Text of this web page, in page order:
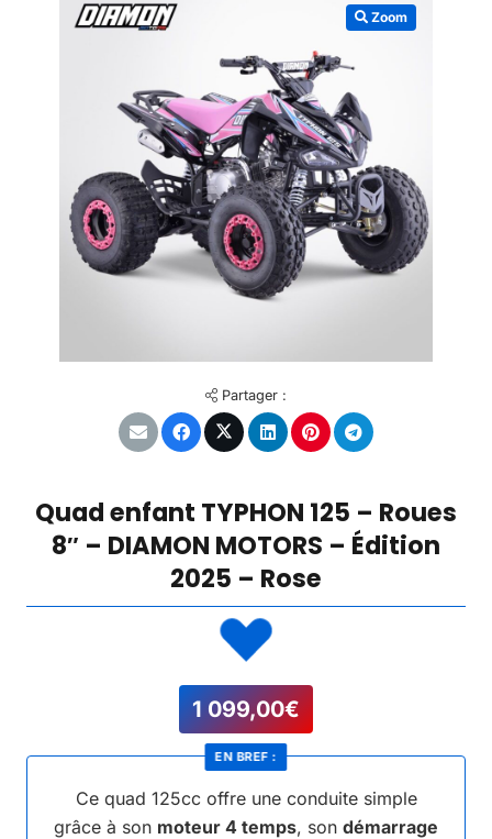
Zoom
Partager :
Quad enfant TYPHON 125 – Roues
8″ – DIAMON MOTORS – Édition
2025 – Rose
1 099,00€
Ce quad 125cc offre une conduite simple
grâce à son moteur 4 temps, son démarrage
EN BREF :